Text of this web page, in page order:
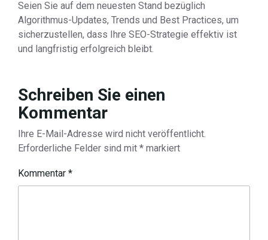
Seien Sie auf dem neuesten Stand bezüglich
Algorithmus-Updates, Trends und Best Practices, um
sicherzustellen, dass Ihre SEO-Strategie effektiv ist
und langfristig erfolgreich bleibt.
Schreiben Sie einen
Kommentar
Ihre E-Mail-Adresse wird nicht veröffentlicht.
Erforderliche Felder sind mit * markiert
Kommentar *